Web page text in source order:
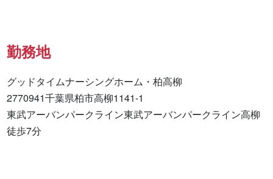
勤務地
グッドタイムナーシングホーム・柏高柳
2770941千葉県柏市高柳1141-1
東武アーバンパークライン東武アーバンパークライン高柳
徒歩7分